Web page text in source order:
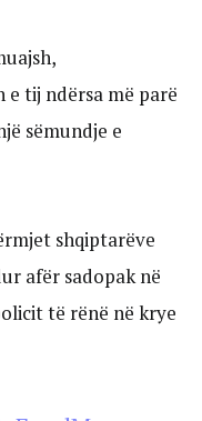
e tij ndërsa më parë
sëmundje e
shqiptarëve
afër sadopak në
të rënë në krye